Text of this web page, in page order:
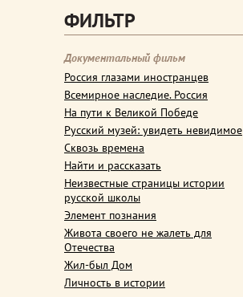
ФИЛЬТР
Документальный фильм
Россия глазами иностранцев
Всемирное наследие. Россия
На пути к Великой Победе
Русский музей: увидеть невидимое
Сквозь времена
Найти и рассказать
Неизвестные страницы истории
русской школы
Элемент познания
Живота своего не жалеть для
Отечества
Жил-был Дом
Личность в истории